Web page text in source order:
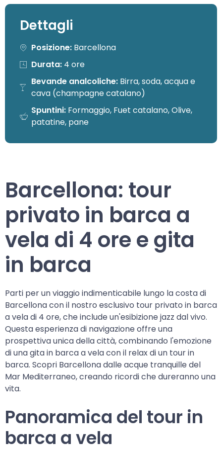
Dettagli
Posizione:Barcellona
Durata:4 ore
Bevande analcoliche:Birra, soda, acqua e
cava (champagne catalano)
Spuntini:Formaggio, Fuet catalano, Olive,
patatine, pane
Barcellona: tour
privato in barca a
vela di 4 ore e gita
in barca
Parti per un viaggio indimenticabile lungo la costa di
Barcellona con il nostro esclusivo tour privato in barca
a vela di 4 ore, che include un'esibizione jazz dal vivo.
Questa esperienza di navigazione offre una
prospettiva unica della città, combinando l'emozione
di una gita in barca a vela con il relax di un tour in
barca. Scopri Barcellona dalle acque tranquille del
Mar Mediterraneo, creando ricordi che dureranno una
vita.
Panoramica del tour in
barca a vela